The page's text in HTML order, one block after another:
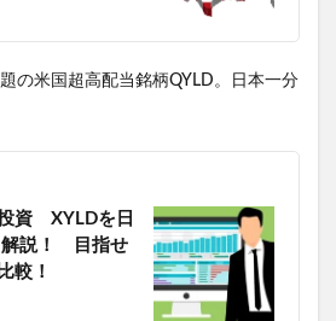
の米国超高配当銘柄QYLD。日本一分
資 XYLDを日
解説！ 目指せ
較！